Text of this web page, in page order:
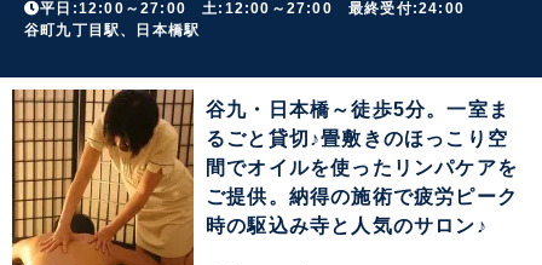
平日:12:00～27:00 土:12:00～27:00 最終受付:24:00
谷町九丁目駅、日本橋駅
谷九・日本橋～徒歩5分。一室ま
るごと貸切♪畳敷きのほっこり空
間でオイルを使ったリンパケアを
ご提供。納得の施術で疲労ピーク
時の駆込み寺と人気のサロン♪